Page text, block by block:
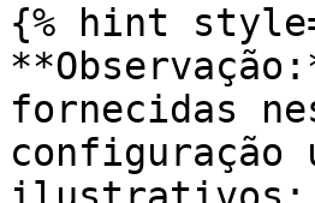
{% hint
fornecidas